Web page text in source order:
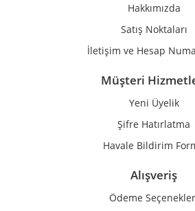
Gönder
Hakkımızda
Satış Noktaları
İletişim ve Hesap
Müşteri
Yeni Üyelik
Şifre Hatırlatma
Havale Bildirim
Alışveriş
Ödeme